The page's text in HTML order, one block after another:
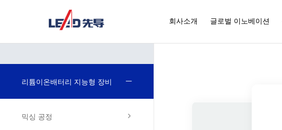
회사소개 글로벌 이노베이션
리튬이온배터리 지능형 장비
믹싱 공정